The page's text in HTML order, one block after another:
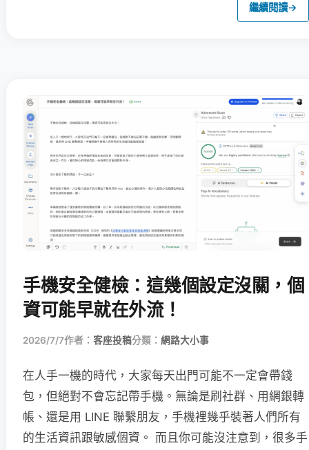
繼續閱讀→
手機安全健檢：這幾個設定沒關，個
資可能早就在外流！
2026/7/7作者： 客座投稿分類： 網路大小事
在人手一機的時代，大家每天出門可能不一定會帶錢
包，但絕對不會忘記帶手機。無論是刷社群、用網銀轉
帳、還是用 LINE 聯繫朋友，手機裡幾乎裝著人們所有
的生活資訊跟敏感個資。 而且你可能沒注意到，很多手